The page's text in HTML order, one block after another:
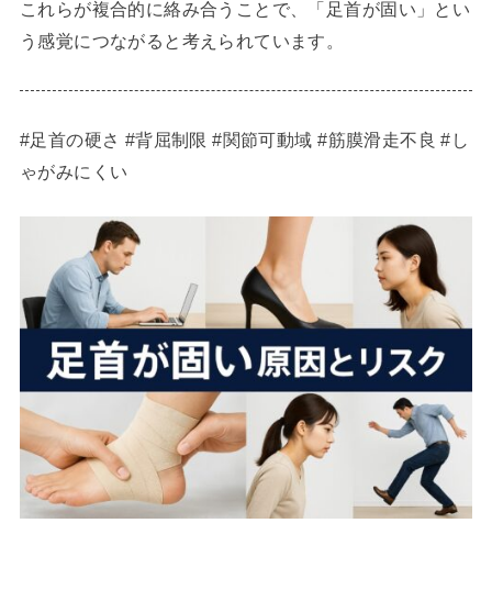
これらが複合的に絡み合うことで、「足首が固い」とい
う感覚につながると考えられています。
#足首の硬さ #背屈制限 #関節可動域 #筋膜滑走不良 #し
ゃがみにくい